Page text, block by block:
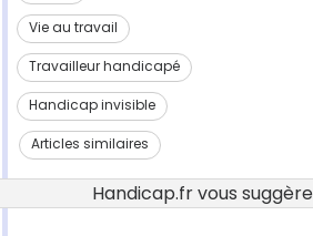
Vie au travail
Travailleur handicapé
Handicap invisible
Articles similaires
Handicap.fr vous suggère